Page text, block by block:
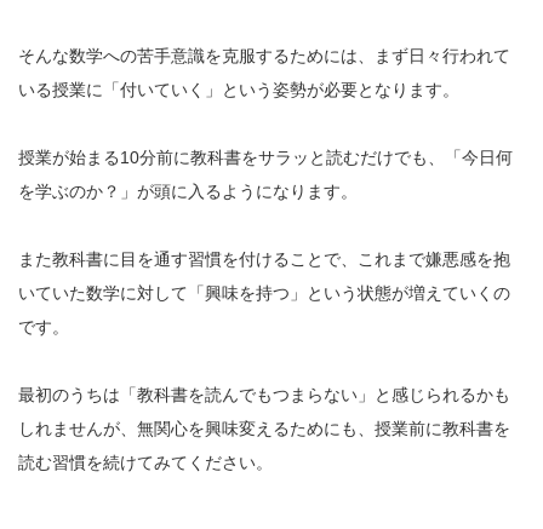
そんな数学への苦手意識を克服するためには、まず日々行われて
いる授業に「付いていく」という姿勢が必要となります。
授業が始まる10分前に教科書をサラッと読むだけでも、「今日何
を学ぶのか？」が頭に入るようになります。
また教科書に目を通す習慣を付けることで、これまで嫌悪感を抱
いていた数学に対して「興味を持つ」という状態が増えていくの
です。
最初のうちは「教科書を読んでもつまらない」と感じられるかも
しれませんが、無関心を興味変えるためにも、授業前に教科書を
読む習慣を続けてみてください。